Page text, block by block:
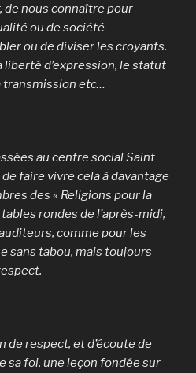
de nous connaître pour
ou de société
ou de diviser les croyants.
liberté d’expression, le statut
transmission etc…
au centre social Saint
faire vivre cela à davantage
des « Religions pour la
rondes de l’après-midi,
comme pour les
sans tabou, mais toujours
de respect, et d’écoute de
sa foi, une leçon fondée sur